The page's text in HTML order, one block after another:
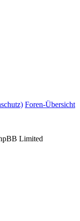
Foren-Übersicht
Limited